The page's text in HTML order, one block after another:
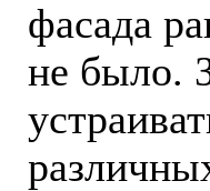
фасада
не было.